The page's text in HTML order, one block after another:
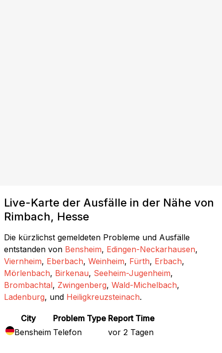
Live-Karte der Ausfälle in der Nähe von
Rimbach, Hesse
Die kürzlichst gemeldeten Probleme und Ausfälle
entstanden von Bensheim, Edingen-Neckarhausen,
Viernheim, Eberbach, Weinheim, Fürth, Erbach,
Mörlenbach, Birkenau, Seeheim-Jugenheim,
Brombachtal, Zwingenberg, Wald-Michelbach,
Ladenburg, und Heiligkreuzsteinach.
City Problem Type Report Time
Bensheim Telefon vor 2 Tagen